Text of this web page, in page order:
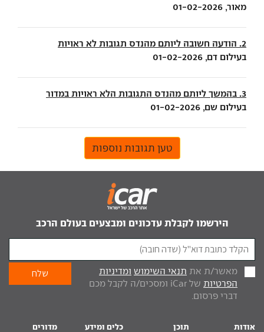
מאור, 01-02-2026
2. הודעה חשובה ליותם מהנדס תגובות לא ראויות
בעילום דם, 01-02-2026
3. בהמשך ליותם מהנדס התגובות הלא ראויות במדור
בעילום שם, 01-02-2026
טען תגובות נוספות
הירשמו לקבלת עדכונים ומבצעים בעולם הרכב
מאשר/ת את תנאי השימוש ומדיניות
הפרטיות
של iCar ומסכים/ה לקבל מכם
דברי פרסום.
אודות תוכן כלים ומידע מדורים